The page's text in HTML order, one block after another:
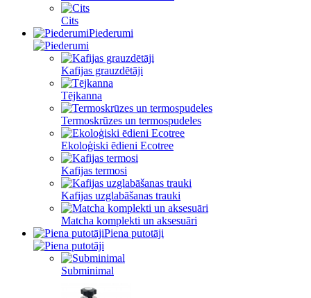
Cits
Piederumi
Kafijas grauzdētāji
Tējkanna
Termoskrūzes un termospudeles
Ekoloģiski ēdieni Ecotree
Kafijas termosi
Kafijas uzglabāšanas trauki
Matcha komplekti un aksesuāri
Piena putotāji
Subminimal